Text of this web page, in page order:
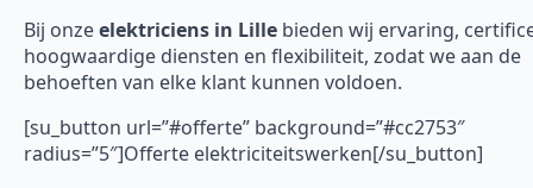
Bij onzeelektriciens in Lille bieden wij ervaring,
hoogwaardige diensten en flexibiliteit, zodat we aan de
behoeften van elke klant kunnen voldoen.
[su_button url=”#offerte” background=”#cc2753″
radius=”5″]Offerte elektriciteitswerken[/su_button]